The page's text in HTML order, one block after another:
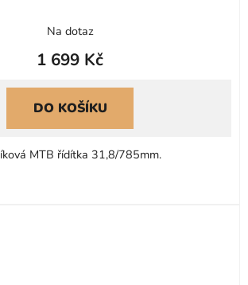
Na dotaz
1 699 Kč
DO KOŠÍKU
MTB řídítka 31,8/785mm.